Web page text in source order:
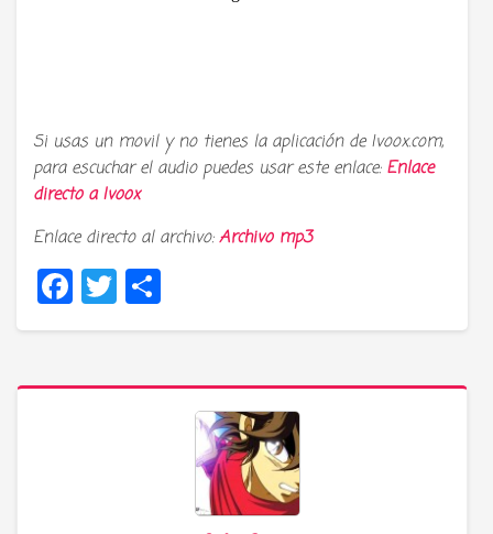
Si usas un movil y no tienes la aplicación de Ivoox.com,
para escuchar el audio puedes usar este enlace: Enlace
directo aIvoox
Enlace directo al archivo:Archivo mp3
Facebook
Twitter